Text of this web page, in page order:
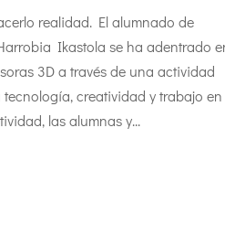
realidad. El alumnado de
Ikastola se ha adentrado
3D a través de una actividad
creatividad y trabajo en
las alumnas y...